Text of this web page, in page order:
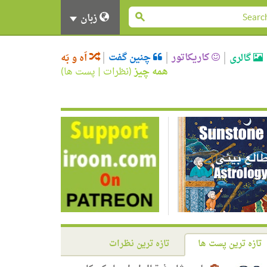
زبان
گالری کاریکاتور چنین گفت اَه و بَه
همه چیز(نظرات | پست ها)
تازه ترین پست ها
تازه ترین نظرات